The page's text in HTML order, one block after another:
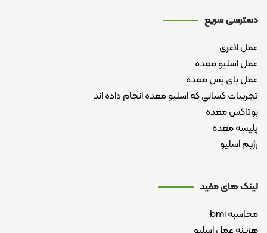
دسترسی سریع
عمل لاغری
عمل اسلیو معده
عمل بای پس معده
تجربیات کسانی که اسلیو معده انجام داده اند
بوتاکس معده
پلیسه معده
رژیم اسلیو
لینک های مفید
محاسبه bmi